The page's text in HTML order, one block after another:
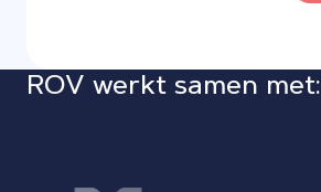
ROV werkt samen met: